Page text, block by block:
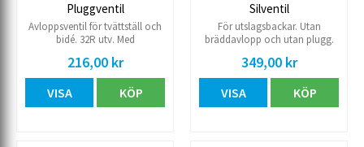
Pluggventil
Avloppsventil för tvättställ och
bidé. 32R utv. Med
216,00 kr
VISA KÖP
Silventil
För utslagsbackar. Utan
bräddavlopp och utan plugg.
tvättställ: 25 mm
349,00 kr
VISA KÖP